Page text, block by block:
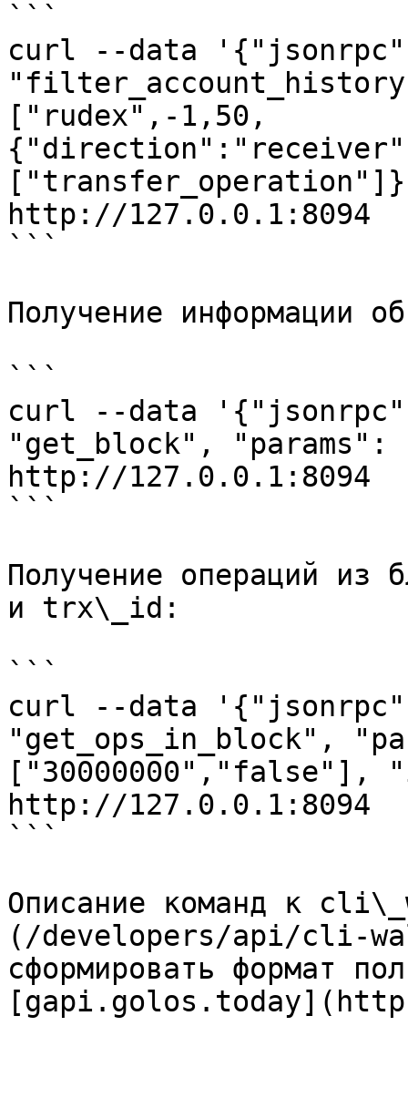
```
curl --data
["rudex",-1,50,
http://127.0.0.1:8094
```
Получение информации
```
curl --data
"get_block",
http://127.0.0.1:8094
```
Получение операций из
и trx\_id:
```
curl --data
"get_ops_in_block",
http://127.0.0.1:8094
```
Описание команд к
(/developers/api/cli-
сформировать формат